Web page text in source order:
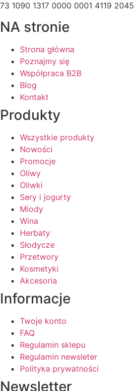
73 1090 1317 0000 0001 4119 2045
NA stronie
Strona główna
Poznajmy się
Współpraca B2B
Blog
Kontakt
Produkty
Wszystkie produkty
Nowości
Promocje
Oliwy
Oliwki
Sery i jogurty
Miody
Wina
Herbaty
Słodycze
Przetwory
Kosmetyki
Akcesoria
Informacje
Twoje konto
FAQ
Regulamin sklepu
Regulamin newsleter
Polityka prywatności
Newsletter